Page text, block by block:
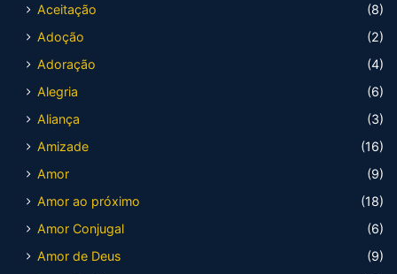
Aceitação
(8)
Adoção
(2)
Adoração
(4)
Alegria
(6)
Aliança
(3)
Amizade
(16)
Amor
(9)
Amor ao próximo
(18)
Amor Conjugal
(6)
Amor de Deus
(9)